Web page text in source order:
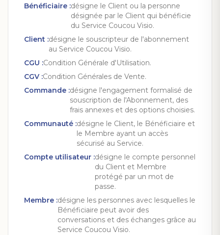
Bénéficiaire :désigne le Client ou la personne
désignée par le Client qui bénéficie
du Service Coucou Visio.
Client :désigne le souscripteur de l'abonnement
au Service Coucou Visio.
CGU :Condition Générale d'Utilisation.
CGV :Condition Générales de Vente.
Commande :désigne l'engagement formalisé de
souscription de l'Abonnement, des
frais annexes et des options choisies.
Communauté :désigne le Client, le Bénéficiaire et
le Membre ayant un accès
sécurisé au Service.
Compte utilisateur :désigne le compte personnel
du Client et Membre
protégé par un mot de
passe.
Membre :désigne les personnes avec lesquelles le
Bénéficiaire peut avoir des
conversations et des échanges grâce au
Service Coucou Visio.